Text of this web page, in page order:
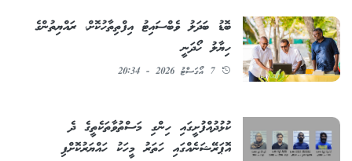
ބޮޑު ބަދަލު ވެބްސައިޓު އިފްތިތާހުކޮށް، ރައްޔިތުންގެ
ހިޔާލު ހޯދަނީ
7 އޯގަސްޓު 2026 - 20:34
ކުޅުދުއްފުށީގައި ހިންގި މަސްތުވާތަކެތީގެ ދެ
އޮޕަރޭޝަނެއްގައި ހަތަރު މީހަކު ހައްޔަރުކޮށްފި